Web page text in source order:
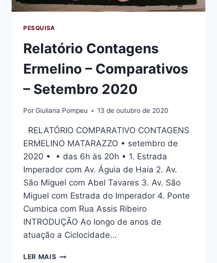
PESQUISA
Relatório Contagens
Ermelino – Comparativos
– Setembro 2020
PorGiuliana Pompeu 13 de outubro de 2020
RELATÓRIO COMPARATIVO CONTAGENS
ERMELINO MATARAZZO • setembro de
2020 • • das 6h às 20h • 1. Estrada
Imperador com Av. Águia de Haia 2. Av.
São Miguel com Abel Tavares 3. Av. São
Miguel com Estrada do Imperador 4. Ponte
Cumbica com Rua Assis Ribeiro
INTRODUÇÃO Ao longo de anos de
atuação a Ciclocidade…
LER MAIS RELATÓRIO